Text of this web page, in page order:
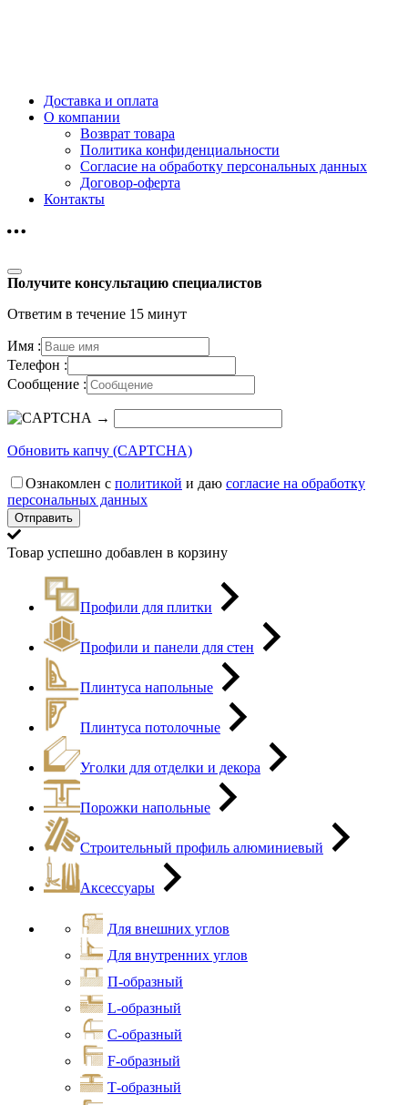
Доставка и оплата
О компании
Возврат товара
Политика конфиденциальности
Согласие на обработку персональных данных
Договор-оферта
Контакты
Получите консультацию специалистов
Ответим в течение 15 минут
Имя :
Телефон :
Сообщение :
→
Обновить капчу (CAPTCHA)
Ознакомлен с политикой и даю согласие на обработку
персональных данных
Товар успешно добавлен в корзину
Профили для плитки
Профили и панели для стен
Плинтуса напольные
Плинтуса потолочные
Уголки для отделки и декора
Порожки напольные
Строительный профиль алюминиевый
Аксессуары
Для внешних углов
Для внутренних углов
П-образный
L-образный
С-образный
F-образный
Т-образный